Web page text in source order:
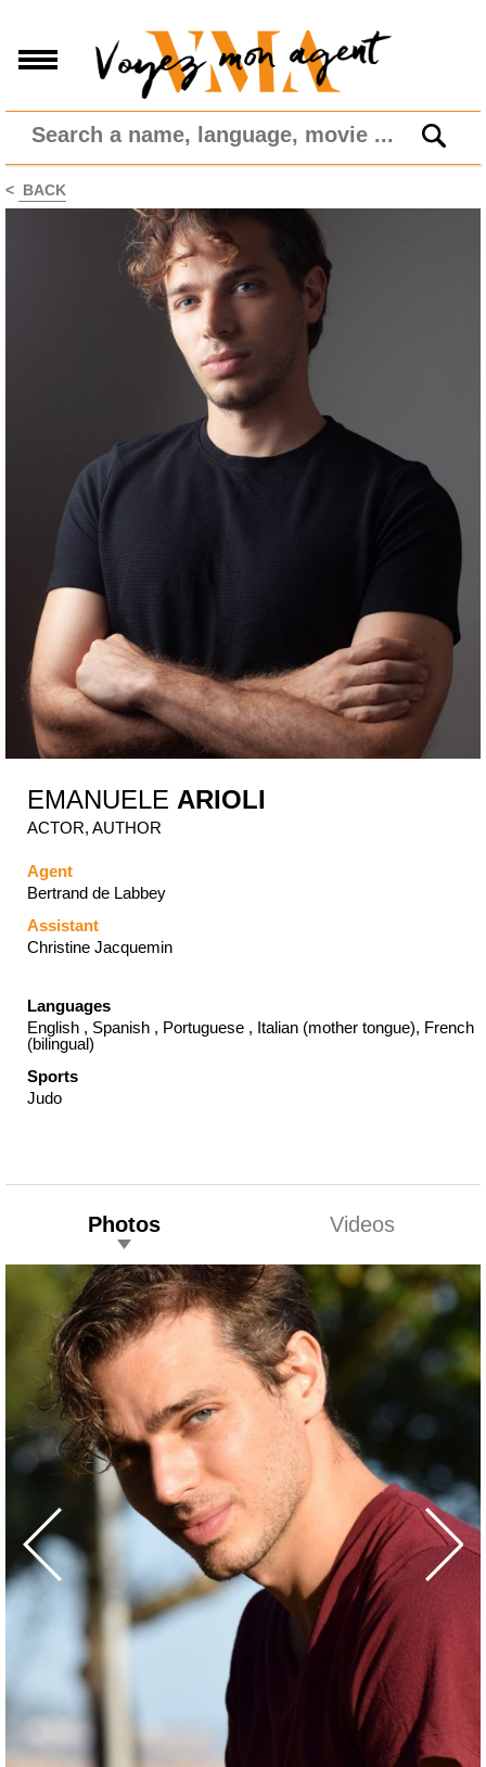
< BACK
EMANUELE ARIOLI
ACTOR, AUTHOR
Agent
Bertrand de Labbey
Assistant
Christine Jacquemin
Languages
English , Spanish , Portuguese , Italian (mother tongue), French
(bilingual)
Sports
Judo
Photos Videos